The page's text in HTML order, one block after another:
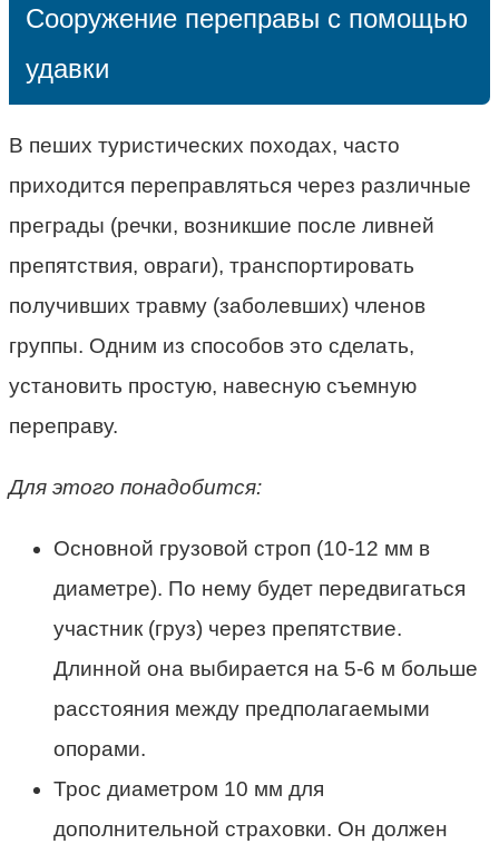
Сооружение переправы с помощью
удавки
В пеших туристических походах, часто
приходится переправляться через различные
преграды (речки, возникшие после ливней
препятствия, овраги), транспортировать
получивших травму (заболевших) членов
группы. Одним из способов это сделать,
установить простую, навесную съемную
переправу.
Для этого понадобится:
Основной грузовой строп (10-12 мм в
диаметре). По нему будет передвигаться
участник (груз) через препятствие.
Длинной она выбирается на 5-6 м больше
расстояния между предполагаемыми
опорами.
Трос диаметром 10 мм для
дополнительной страховки. Он должен